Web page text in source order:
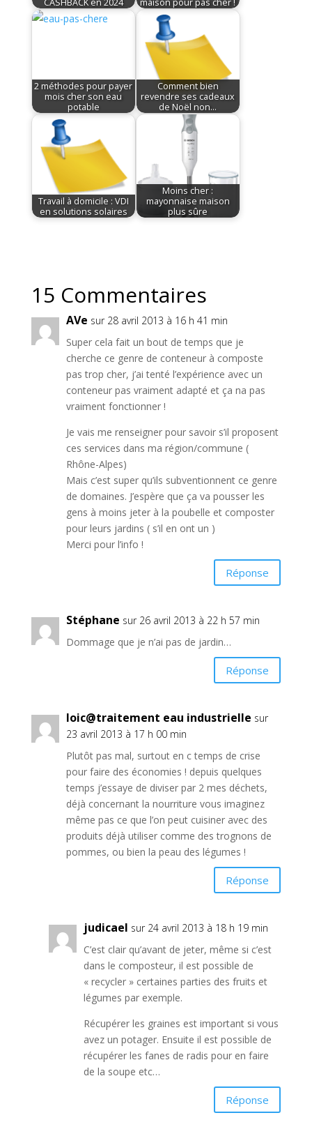
2 méthodes pour payer
mois cher son eau
potable
Comment bien
revendre ses cadeaux
de Noël non…
Travail à domicile : VDI
en solutions solaires
Moins cher :
mayonnaise maison
plus sûre
15 Commentaires
AVe sur 28 avril 2013 à 16 h 41 min
Super cela fait un bout de temps que je
cherche ce genre de conteneur à composte
pas trop cher, j’ai tenté l’expérience avec un
conteneur pas vraiment adapté et ça na pas
vraiment fonctionner !
Je vais me renseigner pour savoir s’il proposent
ces services dans ma région/commune (
Rhône-Alpes)
Mais c’est super qu’ils subventionnent ce genre
de domaines. J’espère que ça va pousser les
gens à moins jeter à la poubelle et composter
pour leurs jardins ( s’il en ont un )
Merci pour l’info !
Réponse
Stéphane sur 26 avril 2013 à 22 h 57 min
Dommage que je n’ai pas de jardin…
Réponse
loic@traitement eau industrielle sur
23 avril 2013 à 17 h 00 min
Plutôt pas mal, surtout en c temps de crise
pour faire des économies ! depuis quelques
temps j’essaye de diviser par 2 mes déchets,
déjà concernant la nourriture vous imaginez
même pas ce que l’on peut cuisiner avec des
produits déjà utiliser comme des trognons de
pommes, ou bien la peau des légumes !
Réponse
judicael sur 24 avril 2013 à 18 h 19 min
C’est clair qu’avant de jeter, même si c’est
dans le composteur, il est possible de
« recycler » certaines parties des fruits et
légumes par exemple.
Récupérer les graines est important si vous
avez un potager. Ensuite il est possible de
récupérer les fanes de radis pour en faire
de la soupe etc…
Réponse